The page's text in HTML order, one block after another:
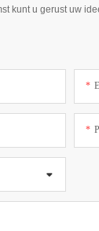
kunt u gerust uw